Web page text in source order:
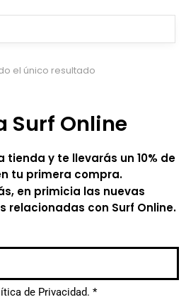
el único resultado
Surf Online
y te llevarás un 10% de
tu primera compra.
en primicia las nuevas
relacionadas con Surf Online.
de Privacidad. *